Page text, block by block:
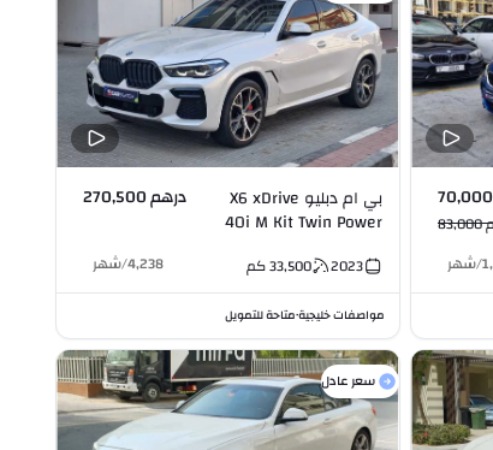
/شهر
بي ام دبليو X6 xDrive
40i M Kit Twin Power
درهم 270,500
2023
33,500كم 4,238
/شهر
مواصفات خليجية•متاحة للتمويل
سعر عادل